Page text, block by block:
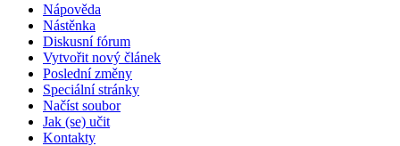
Nápověda
Nástěnka
Diskusní fórum
Vytvořit nový článek
Poslední změny
Speciální stránky
Načíst soubor
Jak (se) učit
Kontakty